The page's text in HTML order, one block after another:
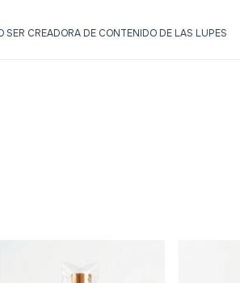
SER CREADORA DE CONTENIDO DE LAS LUPES